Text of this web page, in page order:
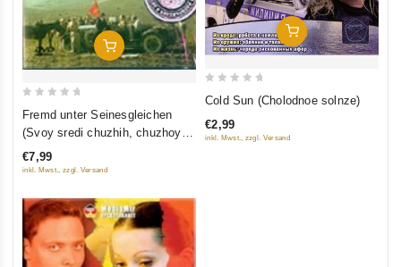
In Den Warenkorb
5
Fremd unter Seinesgleichen
(Svoy sredi chuzhih, chuzhoy
sredi svoih) (Krupnyj Plan)
€7,99
inkl. Mwst., zzgl. Versand
In Den Warenkorb
of
Cold Sun (Cholodnoe solnze)
€2,99
inkl. Mwst., zzgl. Versand